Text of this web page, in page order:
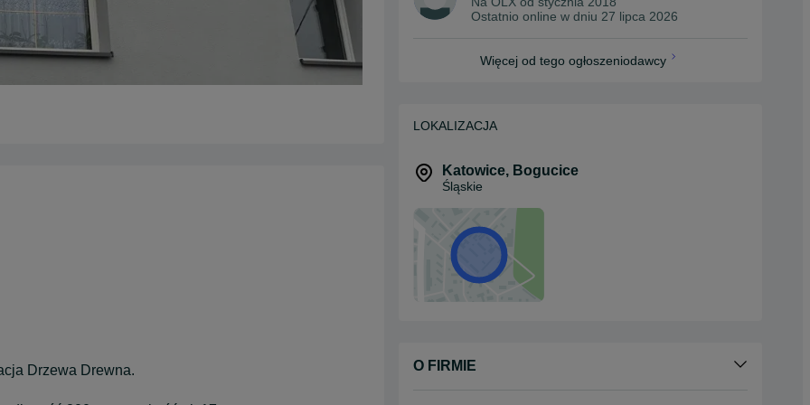
Drzewa Drewna.
Ostatnio online w dniu 27 lipca 2026
Więcej od tego ogłoszeniodawcy
LOKALIZACJA
Katowice, Bogucice
Śląskie
O FIRMIE